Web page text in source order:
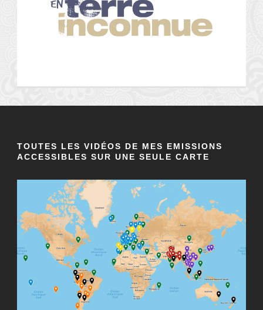
TOUTES LES VIDÉOS DE MES EMISSIONS
ACCESSIBLES SUR UNE SEULE CARTE